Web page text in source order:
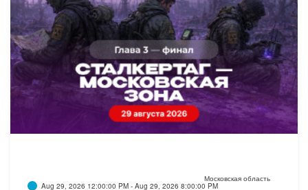
Aug 29, 2026 12:00:00 PM - Aug 29, 2026 8:00:00 PM
Московская область